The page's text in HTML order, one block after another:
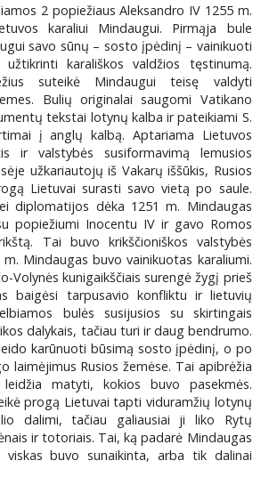
2 popiežiaus Aleksandro IV 1255 m.
karaliui Mindaugui. Pirmąja bule
savo sūnų – sosto įpėdinį – vainikuoti
karališkos valdžios tęstinumą.
suteikė Mindaugui teisę valdyti
Bulių originalai saugomi Vatikano
tekstai lotynų kalba ir pateikiami S.
į anglų kalbą. Aptariama Lietuvos
ir valstybės susiformavimą lemusios
užkariautojų iš Vakarų iššūkis, Rusios
Lietuvai surasti savo vietą po saule.
diplomatijos dėka 1251 m. Mindaugas
popiežiumi Inocentu IV ir gavo Romos
Tai buvo krikščioniškos valstybės
Mindaugas buvo vainikuotas karaliumi.
Volynės kunigaikščiais surengė žygį prieš
baigėsi tarpusavio konfliktu ir lietuvių
bulės susijusios su skirtingais
dalykais, tačiau turi ir daug bendrumo.
karūnuoti būsimą sosto įpėdinį, o po
laimėjimus Rusios žemėse. Tai apibrėžia
matyti, kokios buvo pasekmės.
progą Lietuvai tapti viduramžių lotynų
dalimi, tačiau galiausiai ji liko Rytų
ir totoriais. Tai, ką padarė Mindaugas
buvo sunaikinta, arba tik dalinai